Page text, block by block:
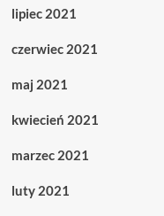
lipiec 2021
czerwiec 2021
maj 2021
kwiecień 2021
marzec 2021
luty 2021